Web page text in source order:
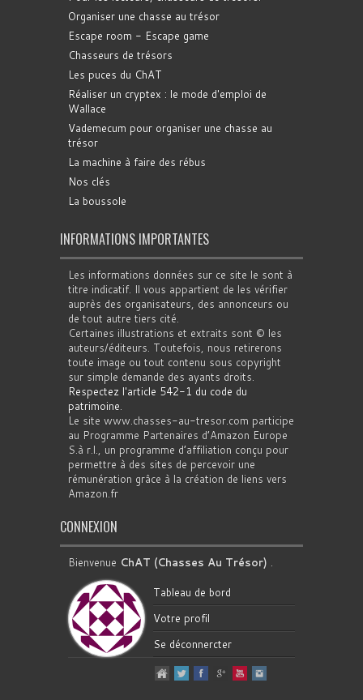
Organiser une chasse au trésor
Escape room - Escape game
Chasseurs de trésors
Les puces du ChAT
Réaliser un cryptex : le mode d'emploi de
Wallace
Vademecum pour organiser une chasse au
trésor
La machine à faire des rébus
Nos clés
La boussole
INFORMATIONS IMPORTANTES
Les informations données sur ce site le sont à
titre indicatif. Il vous appartient de les vérifier
auprès des organisateurs, des annonceurs ou
de tout autre tiers cité.
Certaines illustrations et extraits sont © les
auteurs/éditeurs. Toutefois, nous retirerons
toute image ou tout contenu sous copyright
sur simple demande des ayants droits.
Respectez l'article 542-1 du code du
patrimoine.
Le site www.chasses-au-tresor.com participe
au Programme Partenaires d’Amazon Europe
S.à r.l., un programme d’affiliation conçu pour
permettre à des sites de percevoir une
rémunération grâce à la création de liens vers
Amazon.fr
CONNEXION
Bienvenue ChAT (Chasses Au Trésor) .
Tableau de bord
Votre profil
Se déconnercter